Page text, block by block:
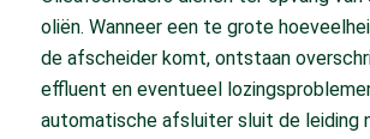
oliën. Wanneer een te grote
de afscheider komt, ontstaan
effluent en eventueel
automatische afsluiter sluit de leiding